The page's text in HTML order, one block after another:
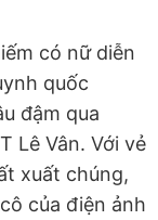
có nữ diễn
quốc
đậm qua
Lê Vân. Với vẻ
xuất chúng,
của điện ảnh